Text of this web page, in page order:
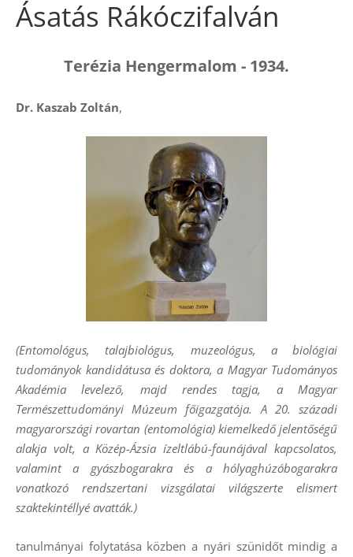
Ásatás Rákóczifalván
Terézia Hengermalom - 1934.
Dr. Kaszab Zoltán,
(Entomológus, talajbiológus, muzeológus, a biológiai
tudományok kandidátusa és doktora, a Magyar Tudományos
Akadémia levelező, majd rendes tagja, a Magyar
Természettudományi Múzeum főigazgatója. A 20. századi
magyarországi rovartan (entomológia) kiemelkedő jelentőségű
alakja volt, a Közép-Ázsia ízeltlábú-faunájával kapcsolatos,
valamint a gyászbogarakra és a hólyaghúzóbogarakra
vonatkozó rendszertani vizsgálatai világszerte elismert
szaktekintéllyé avatták.)
tanulmányai folytatása közben a nyári szünidőt mindig a